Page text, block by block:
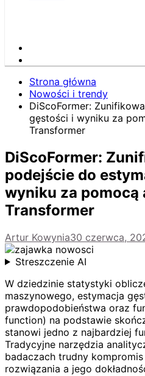
Strona główna
Nowości i trendy
DiScoFormer:
gęstości i wyniku za
Transformer
DiScoFormer:
podejście do
wyniku za
Transformer
Artur Kowynia30 czerwca,
Streszczenie AI
W dziedzinie statystyki
maszynowego, estymacja
prawdopodobieństwa oraz
function) na podstawie
stanowi jedno z najbardziej
Tradycyjne narzędzia
badaczach trudny
rozwiązania a jego